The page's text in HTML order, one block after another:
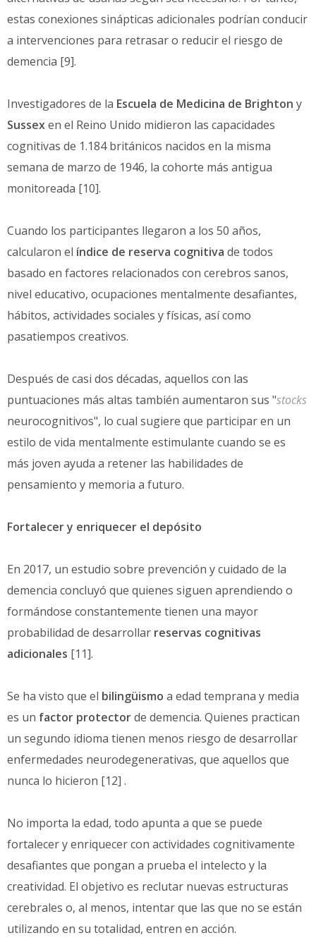
estas conexiones sinápticas adicionales podrían conducir
a intervenciones para retrasar o reducir el riesgo de
demencia [9].
Investigadores de la Escuela de Medicina de Brighton y
Sussexen el Reino Unido midieron las capacidades
cognitivas de 1.184 británicos nacidos en la misma
semana de marzo de 1946, la cohorte más antigua
monitoreada [10].
Cuando los participantes llegaron a los 50 años,
calcularon el índice de reserva cognitiva de todos
basado en factores relacionados con cerebros sanos,
nivel educativo, ocupaciones mentalmente desafiantes,
hábitos, actividades sociales y físicas, así como
pasatiempos creativos.
Después de casi dos décadas, aquellos con las
puntuaciones más altas también aumentaron sus "stocks
neurocognitivos", lo cual sugiere que participar en un
estilo de vida mentalmente estimulante cuando se es
más joven ayuda a retener las habilidades de
pensamiento y memoria a futuro.
Fortalecer y enriquecer el depósito
En 2017, un estudio sobre prevención y cuidado de la
demencia concluyó que quienes siguen aprendiendo o
formándose constantemente tienen una mayor
probabilidad de desarrollar reservas cognitivas
adicionales [11].
Se ha visto que el bilingüismo a edad temprana y media
es un factor protectorde demencia. Quienes practican
un segundo idioma tienen menos riesgo de desarrollar
enfermedades neurodegenerativas, que aquellos que
nunca lo hicieron [12] .
No importa la edad, todo apunta a que se puede
fortalecer y enriquecer con actividades cognitivamente
desafiantes que pongan a prueba el intelecto y la
creatividad. El objetivo es reclutar nuevas estructuras
cerebrales o, al menos, intentar que las que no se están
utilizando en su totalidad, entren en acción.